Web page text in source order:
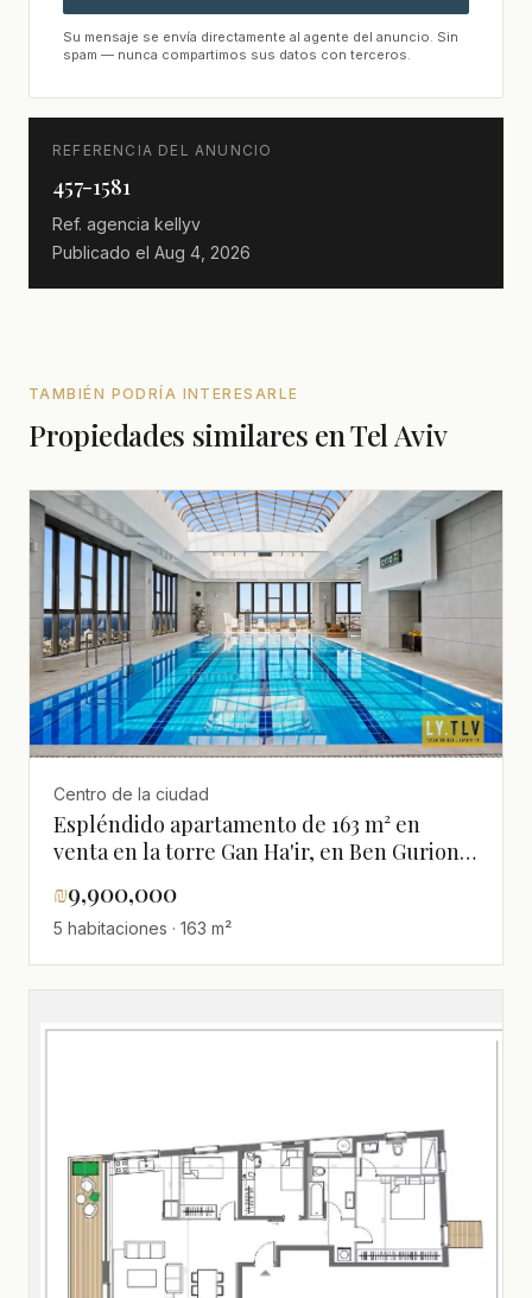
Su mensaje se envía directamente al agente del anuncio. Sin
spam — nunca compartimos sus datos con terceros.
REFERENCIA DEL ANUNCIO
457-1581
Ref. agencia kellyv
Publicado el Aug 4, 2026
TAMBIÉN PODRÍA INTERESARLE
Propiedades similares en Tel Aviv
Centro de la ciudad
Espléndido apartamento de 163 m² en
venta en la torre Gan Ha'ir, en Ben Gurion,
₪9,900,000
5 habitaciones · 163 m²